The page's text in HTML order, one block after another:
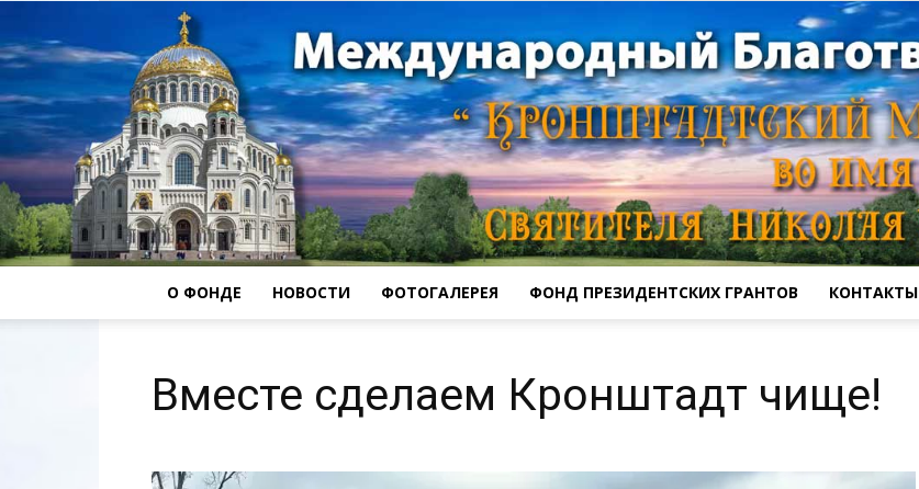
Морской
О ФОНДЕ НОВОСТИ ФОТОГАЛЕРЕЯ ФОНД ПРЕЗИДЕНТСКИХ ГРАНТОВ КОНТАКТЫ
Вместе сделаем Кронштадт чище!